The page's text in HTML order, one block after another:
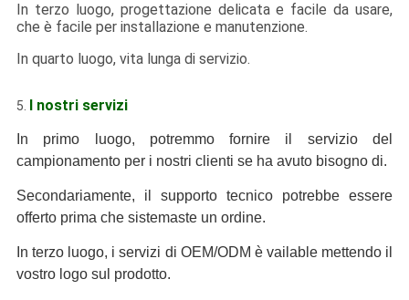
In terzo luogo, progettazione delicata e facile da usare,
che è facile per installazione e manutenzione.
In quarto luogo, vita lunga di servizio.
5. I nostri servizi
In primo luogo, potremmo fornire il servizio del
campionamento per i nostri clienti se ha avuto bisogno di.
Secondariamente, il supporto tecnico potrebbe essere
offerto prima che sistemaste un ordine.
In terzo luogo, i servizi di OEM/ODM è vailable mettendo il
vostro logo sul prodotto.